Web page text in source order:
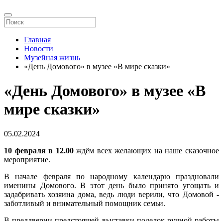
Главная
Новости
Музейная жизнь
«День Домового» в музее «В мире сказки»
«День Домового» в музее «В
мире сказки»
05.02.2024
10 февраля в 12.00ждём всех желающих на наше сказочное
мероприятие.
В начале февраля по народному календарю праздновали
именины Домового. В этот день было принято угощать и
задабривать хозяина дома, ведь люди верили, что Домовой -
заботливый и внимательный помощник семьи.